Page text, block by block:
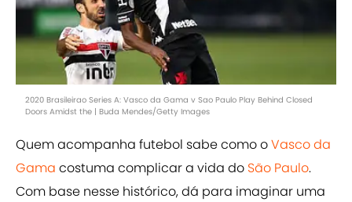
2020 Brasileirao Series A: Vasco da Gama v Sao Paulo Play Behind Closed
Doors Amidst the | Buda Mendes/Getty Images
Quem acompanha futebol sabe como oVasco da
Gama costuma complicar a vida do São Paulo.
Com base nesse histórico, dá para imaginar uma